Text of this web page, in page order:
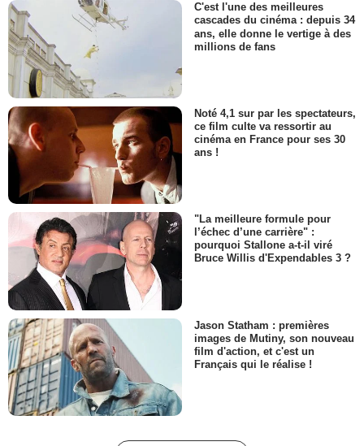
C'est l'une des meilleures
cascades du cinéma : depuis 34
ans, elle donne le vertige à des
millions de fans
Noté 4,1 sur par les spectateurs,
ce film culte va ressortir au
cinéma en France pour ses 30
ans !
"La meilleure formule pour
l’échec d’une carrière" :
pourquoi Stallone a-t-il viré
Bruce Willis d'Expendables 3 ?
Jason Statham : premières
images de Mutiny, son nouveau
film d'action, et c'est un
Français qui le réalise !